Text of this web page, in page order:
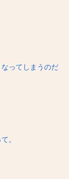
ってしまうのだ
。